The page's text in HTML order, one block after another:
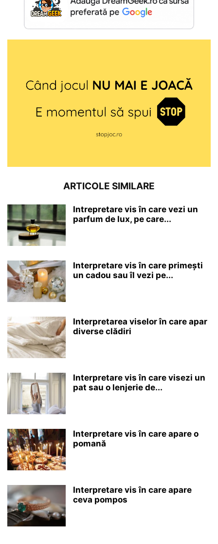
ARTICOLE SIMILARE
Intrepretare vis în care vezi un
parfum de lux, pe care...
Interpretare vis în care primești
un cadou sau îl vezi pe...
Interpretarea viselor în care apar
diverse clădiri
Interpretare vis în care visezi un
pat sau o lenjerie de...
Interpretare vis în care apare o
pomană
Interpretare vis în care apare
ceva pompos